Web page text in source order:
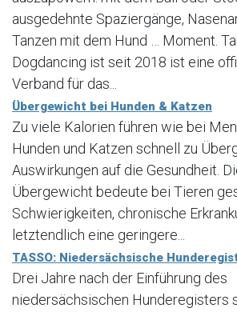
ausgedehnte Spaziergänge,
Tanzen mit dem Hund … Moment.
Dogdancing ist seit 2018 ist eine
Verband für das...
Übergewicht bei Hunden & Katzen
Zu viele Kalorien führen wie bei
Hunden und Katzen schnell zu
Auswirkungen auf die Gesundheit.
Übergewicht bedeute bei Tieren
Schwierigkeiten, chronische
letztendlich eine geringere...
TASSO: Niedersächsische
Drei Jahre nach der Einführung des
niedersächsischen Hunderegisters